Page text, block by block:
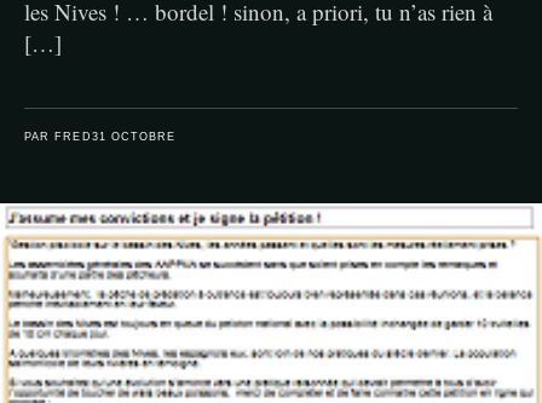
les Nives ! … bordel ! sinon, a priori, tu n’as rien à
[…]
PAR FRED 31 OCTOBRE